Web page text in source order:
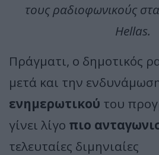
τους ραδιοφωνικούς
Hellas.
Πράγματι, ο δημοτικός
μετά και την
ενημερωτικού του
γίνει λίγο πιο
τελευταίες διμηνιαίες